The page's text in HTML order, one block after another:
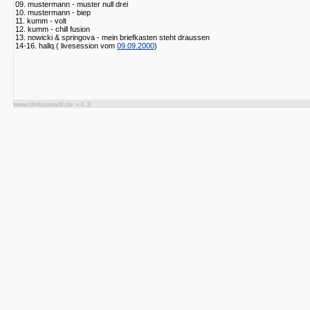
09. mustermann - muster null drei
10. mustermann - biep
11. kumm - volt
12. kumm - chill fusion
13. nowicki & springova - mein briefkasten steht draussen
14-16. hallq ( livesession vom 09.09.2000)
www.tinitusstadl.de v.4.3